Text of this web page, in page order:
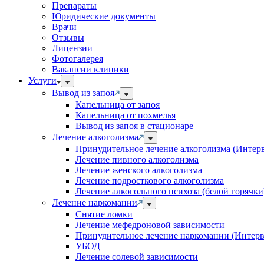
Препараты
Юридические документы
Врачи
Отзывы
Лицензии
Фотогалерея
Вакансии клиники
Услуги
Вывод из запоя
Капельница от запоя
Капельница от похмелья
Вывод из запоя в стационаре
Лечение алкоголизма
Принудительное лечение алкоголизма
Лечение пивного алкоголизма
Лечение женского алкоголизма
Лечение подросткового алкоголизма
Лечение алкогольного психоза (белой
Лечение наркомании
Снятие ломки
Лечение мефедроновой зависимости
Принудительное лечение наркомании
УБОД
Лечение солевой зависимости